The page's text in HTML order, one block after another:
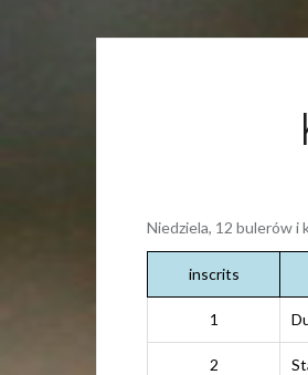
Niedziela, 12 bulerów i
inscrits
1
2